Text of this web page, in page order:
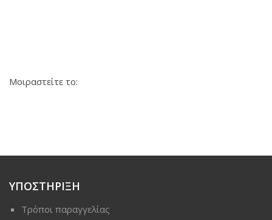
Μοιραστείτε το:
ΥΠΟΣΤΗΡΙΞΗ
Τρόποι παραγγελίας